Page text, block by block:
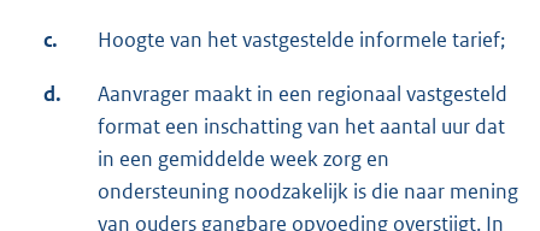
c. Hoogte van het vastgestelde informele tarief;
d.
Aanvrager maakt in een regionaal vastgesteld
format een inschatting van het aantal uur dat
in een gemiddelde week zorg en
ondersteuning noodzakelijk is die naar mening
van ouders gangbare opvoeding overstijgt. In